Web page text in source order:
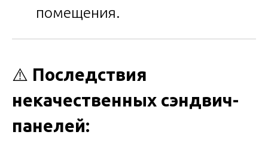
помещения.
⚠️ Последствия
некачественных сэндвич-
панелей: